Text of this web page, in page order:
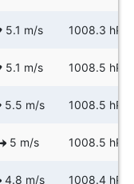
5.1 m/s 1008.3 hPa
5.1 m/s 1008.5 hPa
5.5 m/s 1008.5 hPa
5 m/s 1008.5 hPa
4.8 m/s 1008.4 hPa